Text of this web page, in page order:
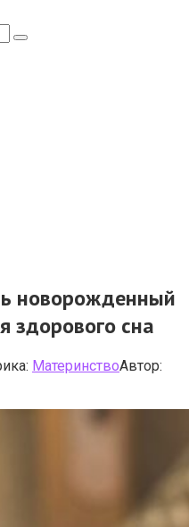
новорожденный
здорового сна
МатеринствоАвтор: